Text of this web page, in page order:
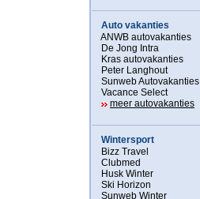
Auto vakanties
ANWB autovakanties
De Jong Intra
Kras autovakanties
Peter Langhout
Sunweb Autovakanties
Vacance Select
meer autovakanties
Wintersport
Bizz Travel
Clubmed
Husk Winter
Ski Horizon
Sunweb Winter